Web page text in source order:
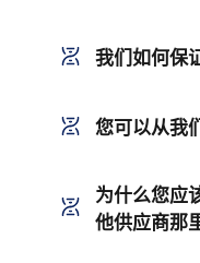
我们如何保
您可以从我
为什么您应
他供应商那